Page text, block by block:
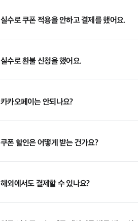
실수로 쿠폰 적용을 안하고 결제를 했어요.
실수로 환불 신청을 했어요.
카카오페이는 안되나요?
쿠폰 할인은 어떻게 받는 건가요?
해외에서도 결제할 수 있나요?